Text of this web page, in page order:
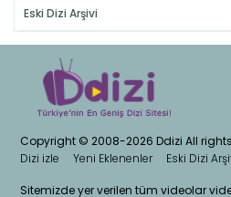
Eski Dizi Arşivi
Copyright © 2008-2026 Ddizi All
Dizi izle
Yeni Eklenenler Eski Dizi
Sitemizde yer verilen tüm videolar